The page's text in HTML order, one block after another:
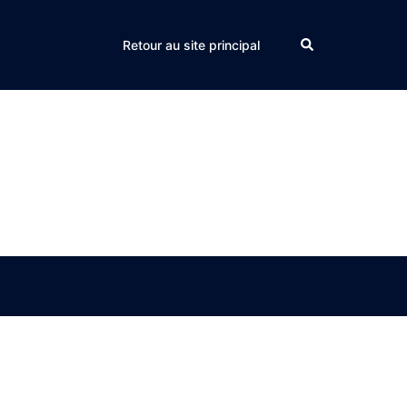
Retour au site principal Search